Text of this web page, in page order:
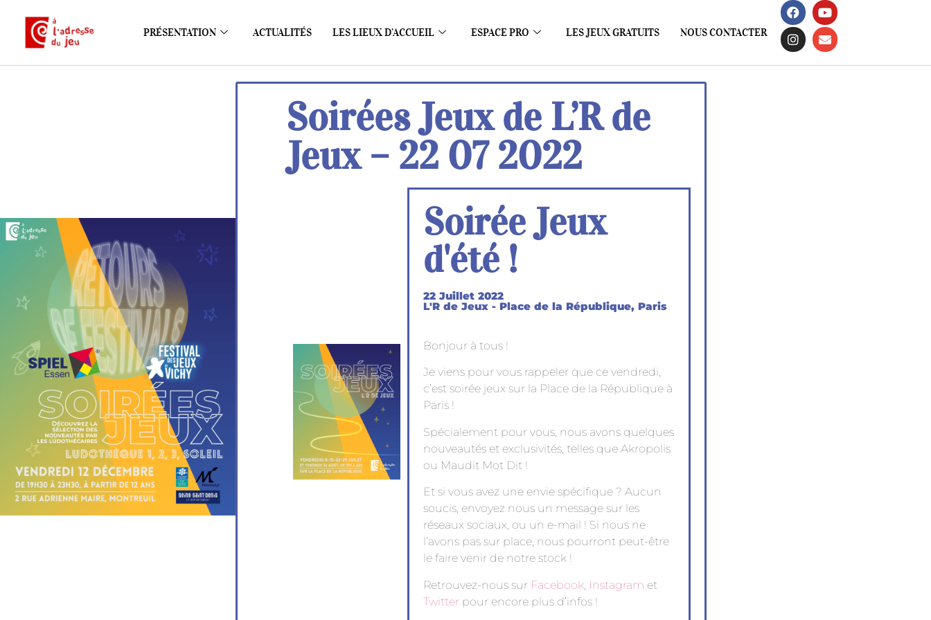
PRÉSENTATION ACTUALITÉS LES LIEUX D’ACCUEIL ESPACE PRO LES JEUX GRATUITS NOUS CONTACTER
Soirées Jeux de L’R de
Jeux – 22 07 2022
Soirée Jeux
d'été !
22 Juillet 2022
L'R de Jeux - Place de la République, Paris
Bonjour à tous !
Je viens pour vous rappeler que ce vendredi,
c’est soirée jeux sur la Place de la République à
Paris !
Spécialement pour vous, nous avons quelques
nouveautés et exclusivités, telles que Akropolis
ou Maudit Mot Dit !
Et si vous avez une envie spécifique ? Aucun
soucis, envoyez nous un message sur les
réseaux sociaux, ou un e-mail ! Si nous ne
l’avons pas sur place, nous pourront peut-être
le faire venir de notre stock !
Retrouvez-nous sur Facebook Instagram et
Twitter pour encore plus d’infos !